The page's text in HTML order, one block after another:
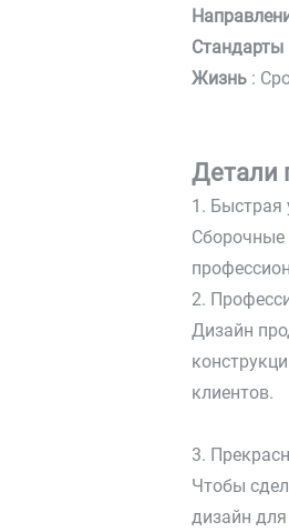
Стандарты
Жизнь :
Детали
1. Быстрая
Сборочные
2.
Дизайн
клиентов.
3.
Чтобы
дизайн